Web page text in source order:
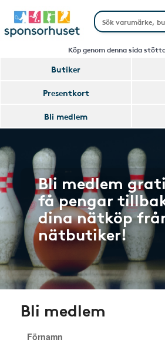
Köp genom denna sida
Butiker
Presentkort
Bli medlem
Bli medlem
få pengar
dina nätköp
nätbutiker!
Bli medlem
Förnamn